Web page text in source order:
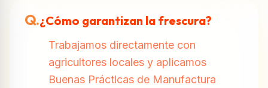
Q.¿Cómo garantizan la frescura?
Trabajamos directamente con
agricultores locales y aplicamos
Buenas Prácticas de Manufactura